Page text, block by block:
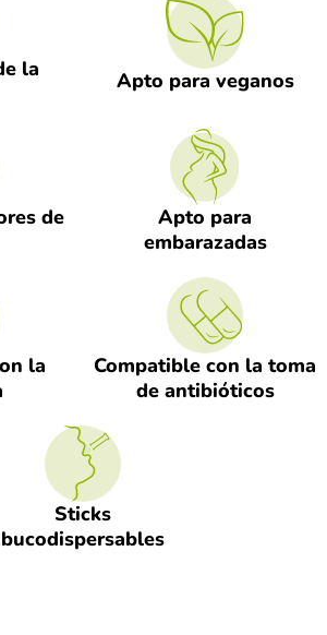
la
Apto para veganos
de
Apto para
embarazadas
la
Compatible con la toma
de antibióticos
Sticks
bucodispersables